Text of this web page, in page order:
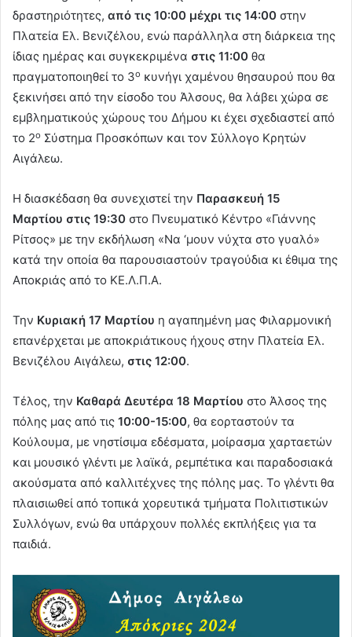
δραστηριότητες, από τις 10:00 μέχρι τις 14:00 στην
Πλατεία Ελ. Βενιζέλου, ενώ παράλληλα στη διάρκεια της
ίδιας ημέρας και συγκεκριμένα στις 11:00 θα
πραγματοποιηθεί το 3ο κυνήγι χαμένου θησαυρού που θα
ξεκινήσει από την είσοδο του Άλσους, θα λάβει χώρα σε
εμβληματικούς χώρους του Δήμου κι έχει σχεδιαστεί από
το 2ο Σύστημα Προσκόπων και τον Σύλλογο Κρητών
Αιγάλεω.
Η διασκέδαση θα συνεχιστεί την Παρασκευή 15
Μαρτίου στις 19:30 στο Πνευματικό Κέντρο «Γιάννης
Ρίτσος» με την εκδήλωση «Να ‘μουν νύχτα στο γυαλό»
κατά την οποία θα παρουσιαστούν τραγούδια κι έθιμα της
Αποκριάς από το ΚΕ.Λ.Π.Α.
Την Κυριακή 17 Μαρτίου η αγαπημένη μας Φιλαρμονική
επανέρχεται με αποκριάτικους ήχους στην Πλατεία Ελ.
Βενιζέλου Αιγάλεω, στις 12:00.
Τέλος, την Καθαρά Δευτέρα 18 Μαρτίου στο Άλσος της
πόλης μας από τις 10:00-15:00, θα εορταστούν τα
Κούλουμα, με νηστίσιμα εδέσματα, μοίρασμα χαρταετών
και μουσικό γλέντι με λαϊκά, ρεμπέτικα και παραδοσιακά
ακούσματα από καλλιτέχνες της πόλης μας. Το γλέντι θα
πλαισιωθεί από τοπικά χορευτικά τμήματα Πολιτιστικών
Συλλόγων, ενώ θα υπάρχουν πολλές εκπλήξεις για τα
παιδιά.